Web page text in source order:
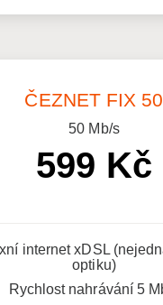
ČEZNET FIX 50
50 Mb/s
599 Kč
internet xDSL
optiku)
Rychlost nahrávání 5